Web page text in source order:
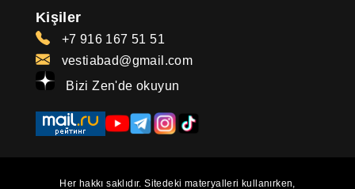
Kişiler
+7 916 167 51 51
vestiabad@gmail.com
Bizi Zen'de okuyun
Her hakkı saklıdır. Sitedeki materyalleri kullanırken,